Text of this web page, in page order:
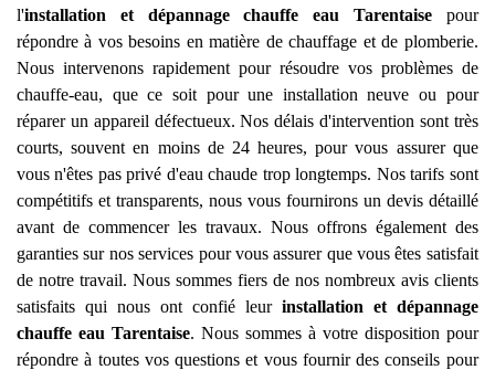
l'installation et dépannage chauffe eau Tarentaisepour
répondre à vos besoins en matière de chauffage et de plomberie.
Nous intervenons rapidement pour résoudre vos problèmes de
chauffe-eau, que ce soit pour une installation neuve ou pour
réparer un appareil défectueux. Nos délais d'intervention sont très
courts, souvent en moins de 24 heures, pour vous assurer que
vous n'êtes pas privé d'eau chaude trop longtemps. Nos tarifs sont
compétitifs et transparents, nous vous fournirons un devis détaillé
avant de commencer les travaux. Nous offrons également des
garanties sur nos services pour vous assurer que vous êtes satisfait
de notre travail. Nous sommes fiers de nos nombreux avis clients
satisfaits qui nous ont confié leur installation et dépannage
chauffe eau Tarentaise. Nous sommes à votre disposition pour
répondre à toutes vos questions et vous fournir des conseils pour